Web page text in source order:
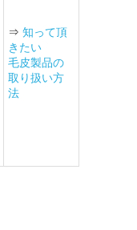
⇒ 知って頂
きたい
毛皮製品の
取り扱い方
法